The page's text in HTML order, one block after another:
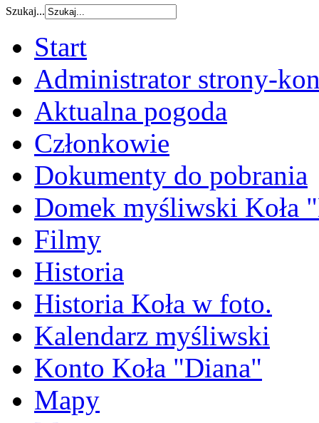
Szukaj...
Start
Administrator strony-
Aktualna pogoda
Członkowie
Dokumenty do pobrania
Domek myśliwski Koła
Filmy
Historia
Historia Koła w foto.
Kalendarz myśliwski
Konto Koła "Diana"
Mapy